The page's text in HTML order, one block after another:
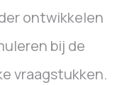
ontwikkelen
bij de
vraagstukken.